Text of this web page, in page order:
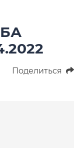
Поделиться